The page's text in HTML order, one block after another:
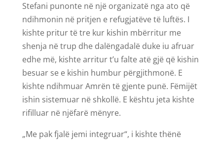
Stefani punonte në një organizatë nga ato që
ndihmonin në pritjen e refugjatëve të luftës. I
kishte pritur të tre kur kishin mbërritur me
shenja në trup dhe dalëngadalë duke iu afruar
edhe më, kishte arritur t’u falte atë gjë që kishin
besuar se e kishin humbur përgjithmonë. E
kishte ndihmuar Amrën të gjente punë. Fëmijët
ishin sistemuar në shkollë. E kështu jeta kishte
rifilluar në njëfarë mënyre.
„Me pak fjalë jemi integruar“, i kishte thënë